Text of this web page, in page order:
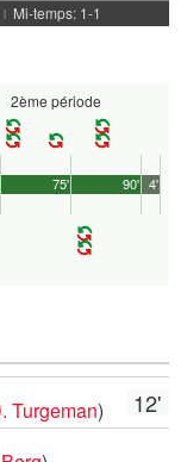
| Mi-temps: 1-1
2ème période
90'
75' 4'
12'
Turgeman)